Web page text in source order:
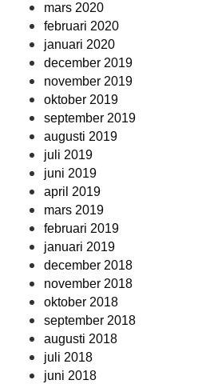
mars 2020
februari 2020
januari 2020
december 2019
november 2019
oktober 2019
september 2019
augusti 2019
juli 2019
juni 2019
april 2019
mars 2019
februari 2019
januari 2019
december 2018
november 2018
oktober 2018
september 2018
augusti 2018
juli 2018
juni 2018